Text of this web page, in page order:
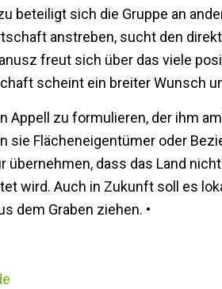
beteiligt sich die Gruppe an
anstreben, sucht den
freut sich über das viele
scheint ein breiter Wunsch
Appell zu formulieren, der ihm
sie Flächeneigentümer oder
übernehmen, dass das Land
wird. Auch in Zukunft soll es
dem Graben ziehen. •